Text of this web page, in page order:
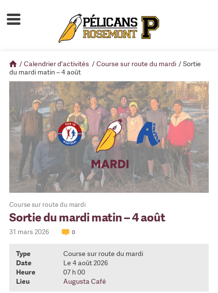
Accueil
Calendrier d'activités
Boutique
Devenir membre
/ Calendrier d'activités / Course sur route du mardi / Sortie
du mardi matin – 4 août
Course sur route du mardi
Sortie du mardi matin – 4 août
31 mars 2026 0
Type
Course sur route du mardi
Date
Le 4 août 2026
Heure
07 h 00
Lieu
Augusta Café